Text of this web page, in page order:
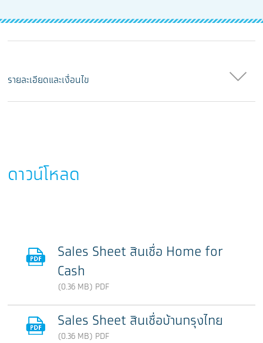
รายละเอียดและเงื่อนไข
ดาวน์โหลด
Sales Sheet สินเชื่อ Home for
Cash
(0.36 MB) PDF
Sales Sheet สินเชื่อบ้านกรุงไทย
(0.36 MB) PDF